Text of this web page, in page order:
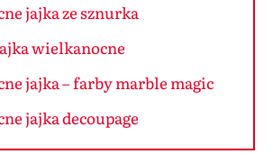
jajka ze sznurka
wielkanocne
jajka – farby marble magic
jajka decoupage